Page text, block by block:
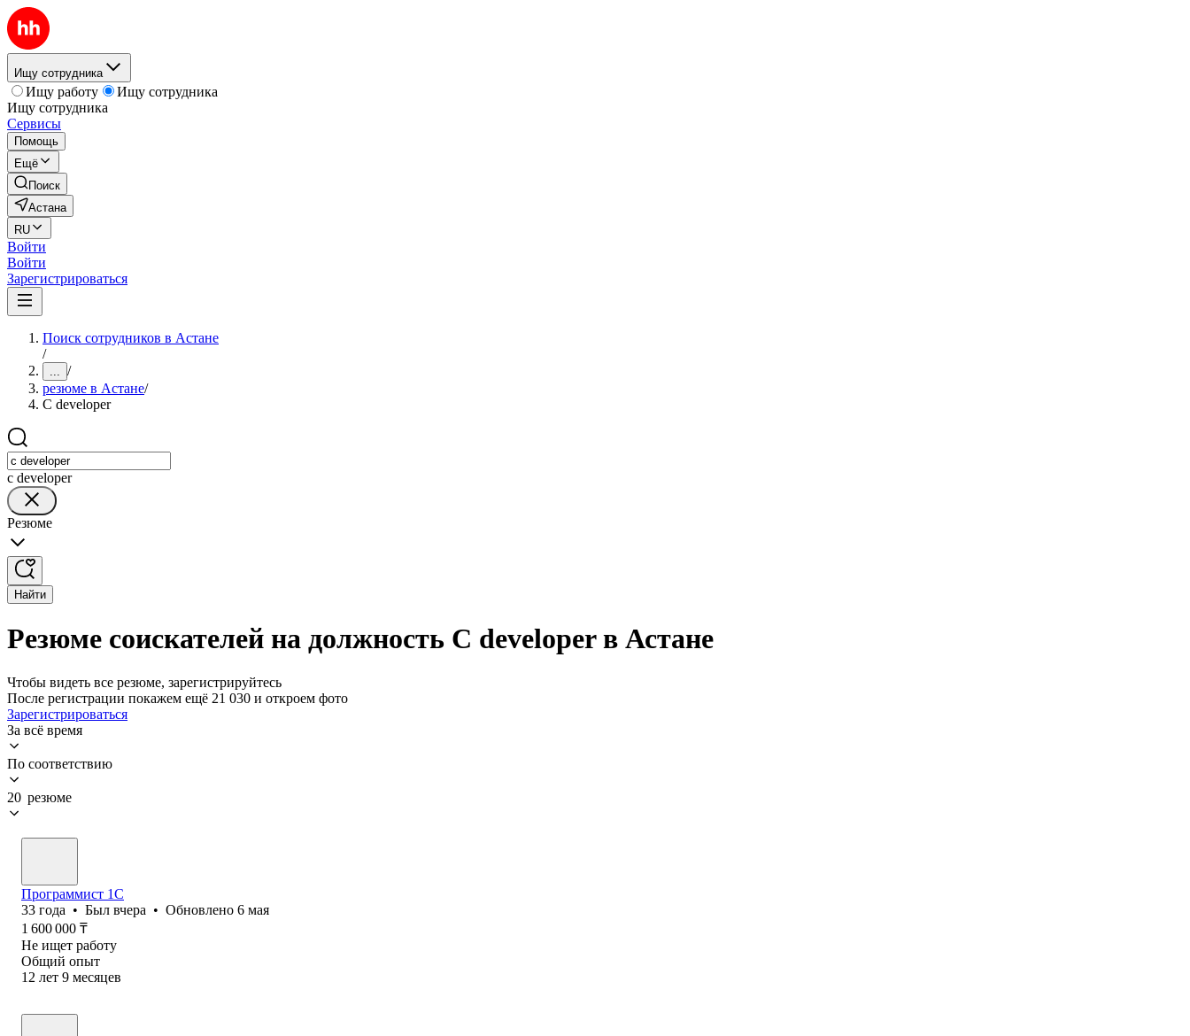
Ищу сотрудника
Ищу работу
Ищу сотрудника
Ищу сотрудника
Сервисы
Помощь
Ещё
Поиск
Астана
RU
Войти
Войти
Зарегистрироваться
Поиск сотрудников в Астане
/
... /
резюме в Астане/
C developer
c developer
Резюме
Найти
Резюме соискателей на должность C developer в Астане
Чтобы видеть все резюме, зарегистрируйтесь
После регистрации покажем ещё 21 030 и откроем фото
Зарегистрироваться
За всё время
По соответствию
20 резюме
Программист 1C
33 года • Был вчера • Обновлено 6 мая
1 600 000 ₸
Не ищет работу
Общий опыт
12 лет 9 месяцев